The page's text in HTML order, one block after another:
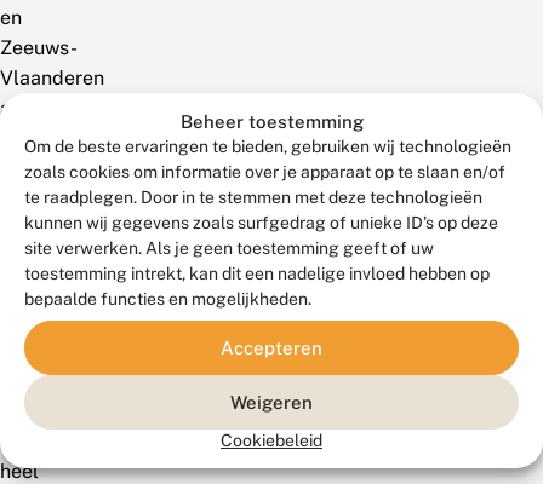
Beheer toestemming
Om de beste ervaringen te bieden, gebruiken wij technologieën
zoals cookies om informatie over je apparaat op te slaan en/of
te raadplegen. Door in te stemmen met deze technologieën
kunnen wij gegevens zoals surfgedrag of unieke ID's op deze
site verwerken. Als je geen toestemming geeft of uw
toestemming intrekt, kan dit een nadelige invloed hebben op
bepaalde functies en mogelijkheden.
Accepteren
Weigeren
Cookiebeleid
en
Zeeuws-
Vlaanderen
al
goed
vinden
was
2000
een
vlinders
die
heel